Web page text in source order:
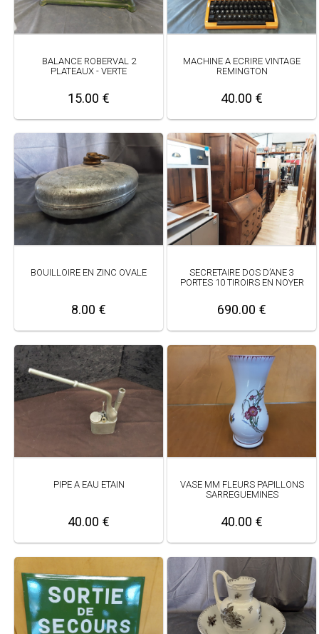
BALANCE ROBERVAL 2
PLATEAUX - VERTE
15.00 €
MACHINE A ECRIRE VINTAGE
REMINGTON
40.00 €
BOUILLOIRE EN ZINC OVALE
8.00 €
SECRETAIRE DOS D’ANE 3
PORTES 10 TIROIRS EN NOYER
690.00 €
PIPE A EAU ETAIN
40.00 €
VASE MM FLEURS PAPILLONS
SARREGUEMINES
40.00 €